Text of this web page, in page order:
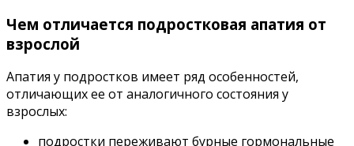
Чем отличается подростковая апатия от
взрослой
Апатия у подростков имеет ряд особенностей,
отличающих ее от аналогичного состояния у
взрослых:
подростки переживают бурные гормональные